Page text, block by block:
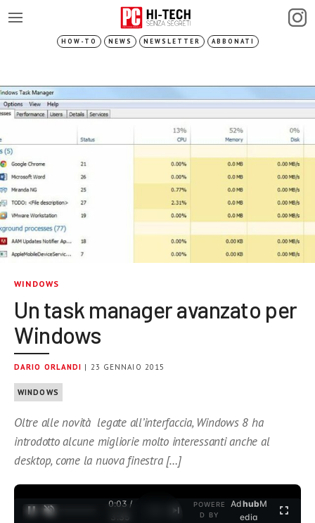
HOW-TO NEWS NEWSLETTER ABBONATI
WINDOWS
Un task manager avanzato per
Windows
DARIO ORLANDI | 23 GENNAIO 2015
WINDOWS
Oltre alle novità legate all’interfaccia, Windows 8 ha
introdotto alcune migliorie molto interessanti anche al
desktop, come la nuova finestra […]
0:03 /
3:35
POWERE
D BY
AdhubM
edia